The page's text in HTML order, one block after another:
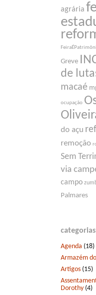
agrária
Greve
de
macaé
ocupação
do açu
remoção
Sem
via
campo
Palmares
categorias
Agenda (18)
Armazém
Artigos (15)
Dorothy (4)